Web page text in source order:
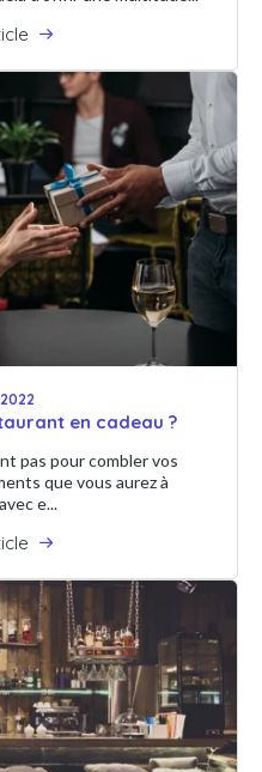
en cadeau ?
pas pour combler vos
que vous aurez à
e...